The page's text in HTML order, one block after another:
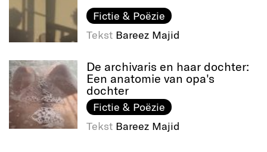
Fictie & Poëzie
Tekst Bareez Majid
De archivaris en haar dochter:
Een anatomie van opa's
dochter
Fictie & Poëzie
Tekst Bareez Majid